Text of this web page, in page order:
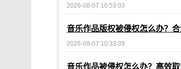
2026-08-07 10:53:03
音乐作品版权被侵权怎么办？
2026-08-07 10:33:39
音乐作品被侵权怎么办？高效